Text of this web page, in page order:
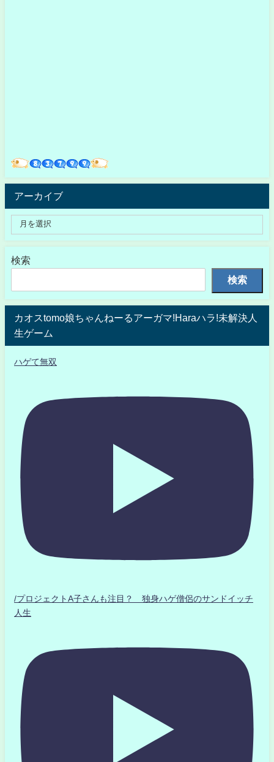
アーカイブ
検索
検索
カオスtomo娘ちゃんねーるアーガマ!Haraハラ!未解決人
生ゲーム
ハゲて無双
/プロジェクトA子さんも注目？ 独身ハゲ僧侶のサンドイッチ
人生